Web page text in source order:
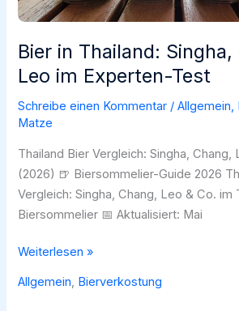
Bier in Thailand: Singha,
Leo im Experten-Test
Schreibe einen Kommentar /Allgemein,
Matze
Thailand Bier Vergleich: Singha,
(2026) 🍺 Biersommelier-Guide 2026
Vergleich: Singha, Chang, Leo & Co.
Biersommelier 📅 Aktualisiert: Mai
Bier
Thailand:
Weiterlesen »
Allgemein, Bierverkostung